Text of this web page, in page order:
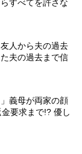
すべてを許さな
人から夫の過去
夫の過去まで信
義母が両家の顔
要求まで!? 優し